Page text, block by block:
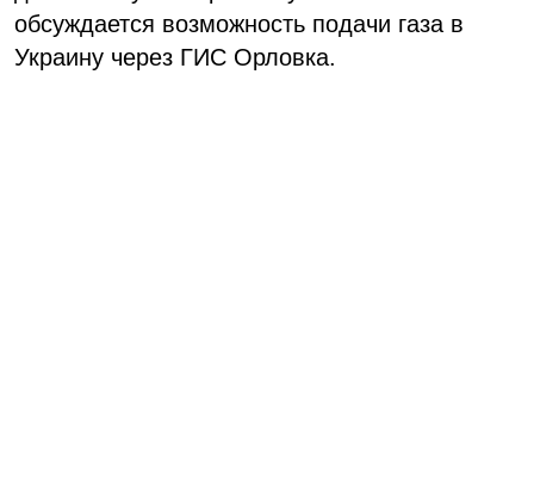
обсуждается возможность подачи газа в
Украину через ГИС Орловка.